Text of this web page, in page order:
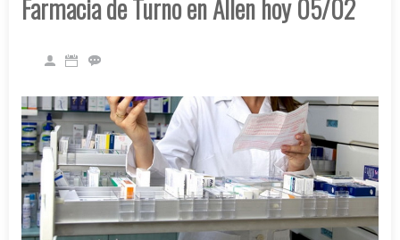
Farmacia de Turno en Allen hoy 05/02